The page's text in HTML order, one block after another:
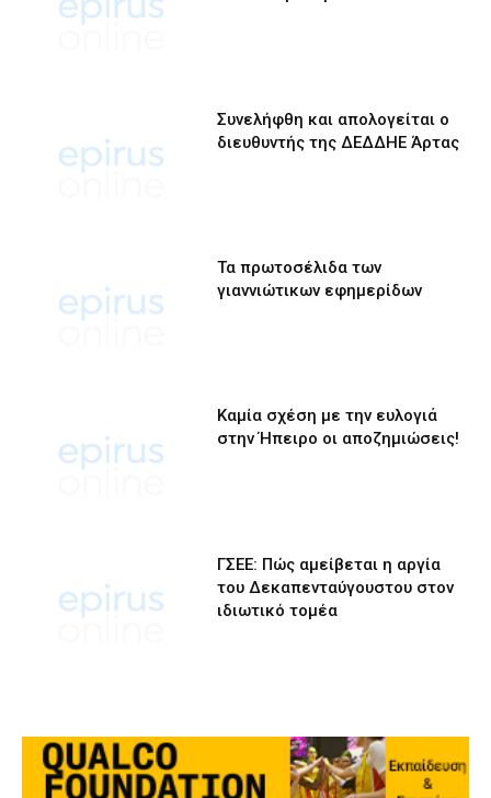
Συνελήφθη και απολογείται ο
διευθυντής της ΔΕΔΔΗΕ Άρτας
Τα πρωτοσέλιδα των
γιαννιώτικων εφημερίδων
Καμία σχέση με την ευλογιά
στην Ήπειρο οι αποζημιώσεις!
ΓΣΕΕ: Πώς αμείβεται η αργία
του Δεκαπενταύγουστου στον
ιδιωτικό τομέα